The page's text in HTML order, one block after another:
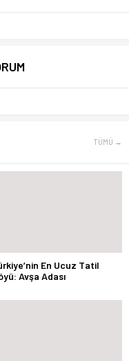
TÜMÜ →
En Ucuz Tatil
Avşa Adası